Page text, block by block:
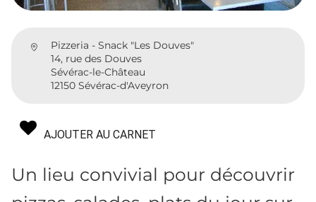
Pizzeria - Snack "Les Douves"
14, rue des Douves
Sévérac-le-Château
12150 Sévérac-d'Aveyron
AJOUTER AU CARNET
Un lieu convivial pour découvrir